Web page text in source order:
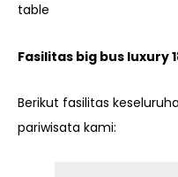
table
Fasilitas big bus luxury
Berikut fasilitas
pariwisata kami: